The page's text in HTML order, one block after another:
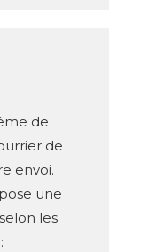
de
de
envoi.
une
les